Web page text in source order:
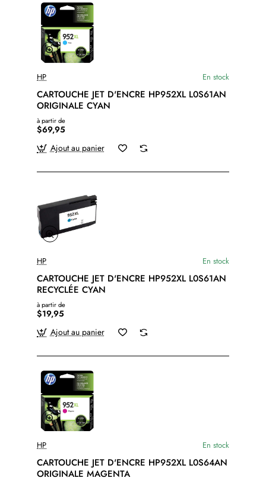
HP En stock
CARTOUCHE JET D'ENCRE HP952XL L0S61AN
ORIGINALE CYAN
à partir de
$69,95
Ajout au panier
HP En stock
CARTOUCHE JET D'ENCRE HP952XL L0S61AN
RECYCLÉE CYAN
à partir de
$19,95
Ajout au panier
HP En stock
CARTOUCHE JET D'ENCRE HP952XL L0S64AN
ORIGINALE MAGENTA